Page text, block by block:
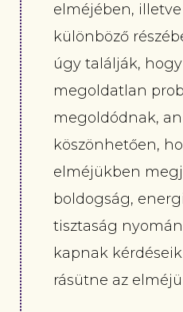
elméjében,
különböző
úgy találják,
megoldatlan
megoldódnak,
köszönhetően,
elméjükben
boldogság,
tisztaság
kapnak
rásütne az